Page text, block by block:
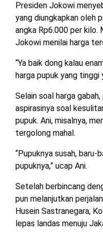
Presiden Jokowi
yang diungkapkan oleh
angka Rp6.000 per kilo.
Jokowi menilai harga
“Ya baik dong kalau
harga pupuk yang tinggi
Selain soal harga
aspirasinya soal
pupuk. Ani, misalnya,
tergolong mahal.
“Pupuknya susah, baru-
pupuknya,” ucap Ani.
Setelah berbincang
pun melanjutkan
Husein Sastranegara,
lepas landas menuju